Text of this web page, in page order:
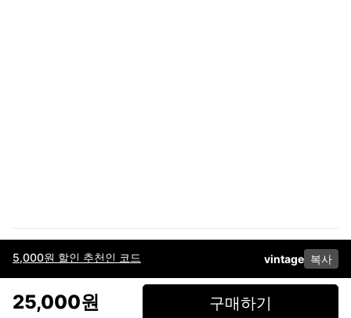
5,000원 할인 추천인 코드 vintage 복사
25,000원 구매하기
이용약관고객센터판매개인정보 처리방침사업자 정보다운로드
페이스북